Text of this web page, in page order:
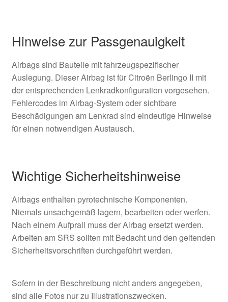
Hinweise zur Passgenauigkeit
Airbags sind Bauteile mit fahrzeugspezifischer
Auslegung. Dieser Airbag ist für Citroën Berlingo II mit
der entsprechenden Lenkradkonfiguration vorgesehen.
Fehlercodes im Airbag-System oder sichtbare
Beschädigungen am Lenkrad sind eindeutige Hinweise
für einen notwendigen Austausch.
Wichtige Sicherheitshinweise
Airbags enthalten pyrotechnische Komponenten.
Niemals unsachgemäß lagern, bearbeiten oder werfen.
Nach einem Aufprall muss der Airbag ersetzt werden.
Arbeiten am SRS sollten mit Bedacht und den geltenden
Sicherheitsvorschriften durchgeführt werden.
Sofern in der Beschreibung nicht anders angegeben,
sind alle Fotos nur zu Illustrationszwecken.